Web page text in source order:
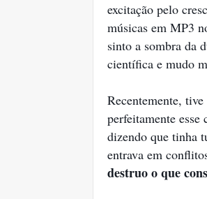
excitação pelo
músicas em MP3
sinto a sombra da
científica e mudo
Recentemente,
perfeitamente
dizendo que tinha
entrava em
destruo o que